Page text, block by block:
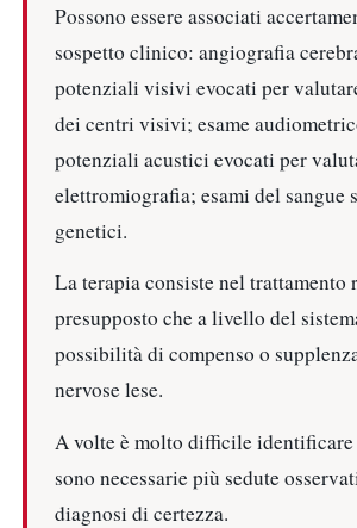
Possono essere associati
sospetto clinico: angiografia
potenziali visivi evocati per
dei centri visivi; esame
potenziali acustici evocati per
elettromiografia; esami del sangue
genetici.
La terapia consiste nel
presupposto che a livello del
possibilità di compenso o
nervose lese.
A volte è molto difficile identificare
sono necessarie più sedute
diagnosi di certezza.